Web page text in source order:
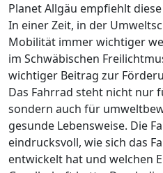
Planet Allgäu empfiehlt
In einer Zeit, in der
Mobilität immer wichtiger
im Schwäbischen
wichtiger Beitrag zur
Das Fahrrad steht nicht nur
sondern auch für
gesunde Lebensweise. Die
eindrucksvoll, wie sich das
entwickelt hat und welchen